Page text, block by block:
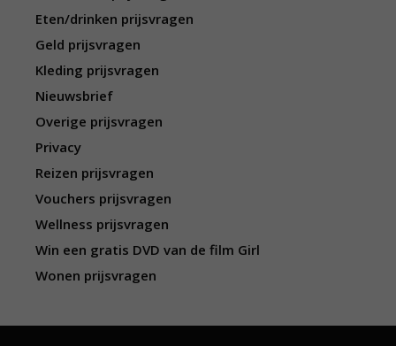
Eten/drinken prijsvragen
Geld prijsvragen
Kleding prijsvragen
Nieuwsbrief
Overige prijsvragen
Privacy
Reizen prijsvragen
Vouchers prijsvragen
Wellness prijsvragen
Win een gratis DVD van de film Girl
Wonen prijsvragen